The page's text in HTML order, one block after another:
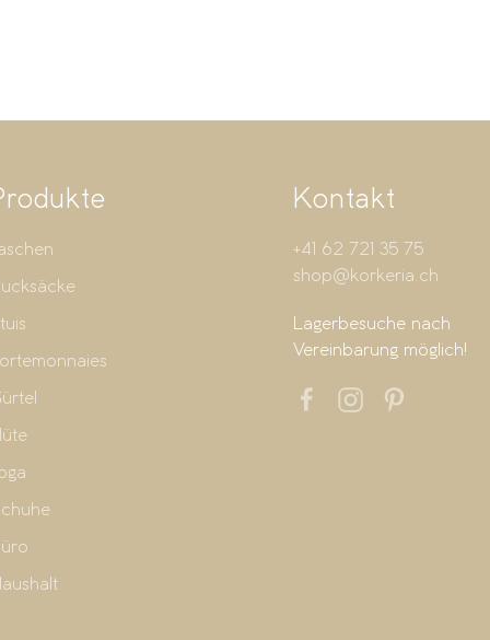
Kontakt
+41 62 721 35 75
shop@korkeria.ch
Lagerbesuche nach
Vereinbarung möglich!